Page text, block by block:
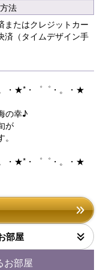
法
またはクレジットカー
済（タイムデザイン手
・★*・゜゜・。・★
の幸♪
が
・★*・゜゜・。・★
部屋
お部屋